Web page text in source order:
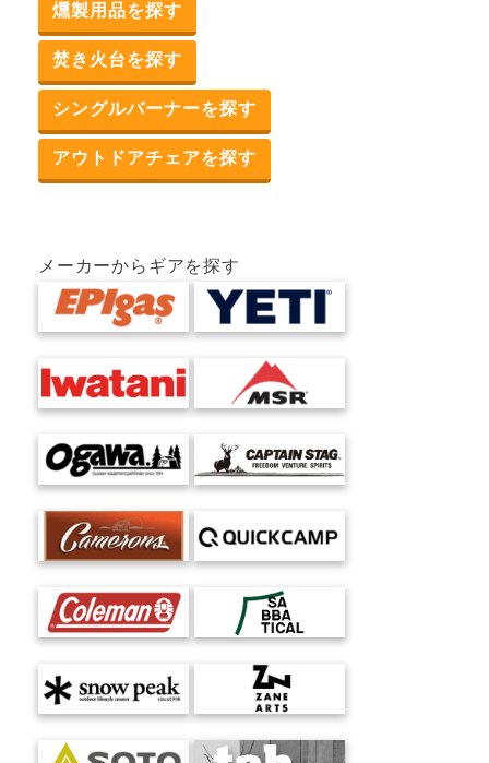
燻製用品を探す
焚き火台を探す
シングルバーナーを探す
アウトドアチェアを探す
メーカーからギアを探す